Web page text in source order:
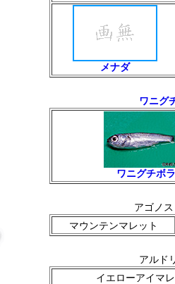
メナダ
ワニグ
ワニグチボラ
アゴノ
マウンテンマレット
アルド
イエローアイマ